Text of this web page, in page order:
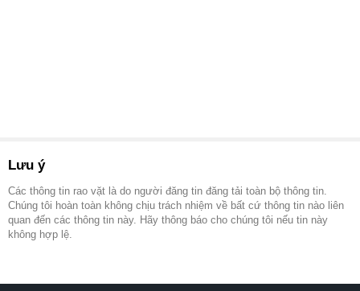
Lưu ý
Các thông tin rao vặt là do người đăng tin đăng tải toàn bộ thông tin.
Chúng tôi hoàn toàn không chịu trách nhiệm về bất cứ thông tin nào liên
quan đến các thông tin này. Hãy thông báo cho chúng tôi nếu tin này
không hợp lệ.